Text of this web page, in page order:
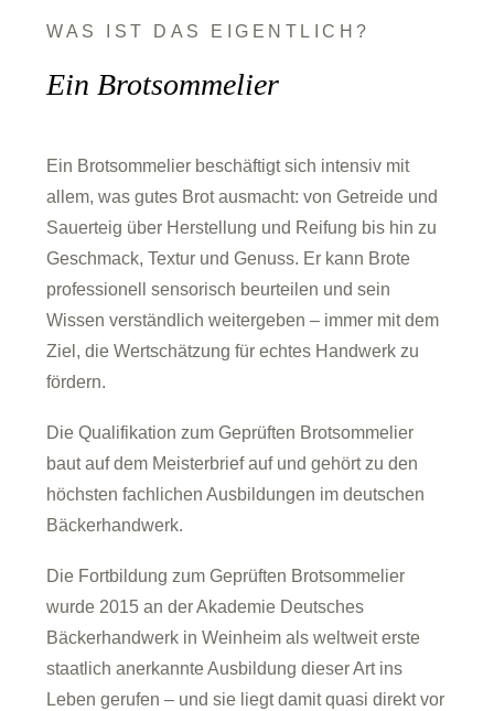
WAS IST DAS EIGENTLICH?
Ein Brotsommelier
Ein Brotsommelier beschäftigt sich intensiv mit
allem, was gutes Brot ausmacht: von Getreide und
Sauerteig über Herstellung und Reifung bis hin zu
Geschmack, Textur und Genuss. Er kann Brote
professionell sensorisch beurteilen und sein
Wissen verständlich weitergeben – immer mit dem
Ziel, die Wertschätzung für echtes Handwerk zu
fördern.
Die Qualifikation zum Geprüften Brotsommelier
baut auf dem Meisterbrief auf und gehört zu den
höchsten fachlichen Ausbildungen im deutschen
Bäckerhandwerk.
Die Fortbildung zum Geprüften Brotsommelier
wurde 2015 an der Akademie Deutsches
Bäckerhandwerk in Weinheim als weltweit erste
staatlich anerkannte Ausbildung dieser Art ins
Leben gerufen – und sie liegt damit quasi direkt vor